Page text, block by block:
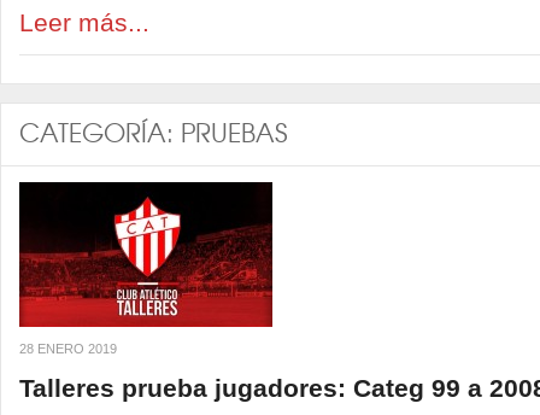
Leer más...
CATEGORÍA: PRUEBAS
28 ENERO 2019
Talleres prueba jugadores: Categ 99 a